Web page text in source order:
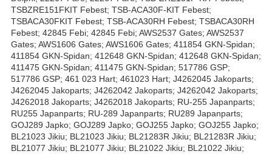
TSBZRE151FKIT Febest; TSB-ACA30F-KIT Febest;
TSBACA30FKIT Febest; TSB-ACA30RH Febest; TSBACA30RH
Febest; 42845 Febi; 42845 Febi; AWS2537 Gates; AWS2537
Gates; AWS1606 Gates; AWS1606 Gates; 411854 GKN-Spidan;
411854 GKN-Spidan; 412648 GKN-Spidan; 412648 GKN-Spidan;
411475 GKN-Spidan; 411475 GKN-Spidan; 517786 GSP;
517786 GSP; 461 023 Hart; 461023 Hart; J4262045 Jakoparts;
J4262045 Jakoparts; J4262042 Jakoparts; J4262042 Jakoparts;
J4262018 Jakoparts; J4262018 Jakoparts; RU-255 Japanparts;
RU255 Japanparts; RU-289 Japanparts; RU289 Japanparts;
GOJ289 Japko; GOJ289 Japko; GOJ255 Japko; GOJ255 Japko;
BL21023 Jikiu; BL21023 Jikiu; BL21283R Jikiu; BL21283R Jikiu;
BL21077 Jikiu; BL21077 Jikiu; BL21022 Jikiu; BL21022 Jikiu;